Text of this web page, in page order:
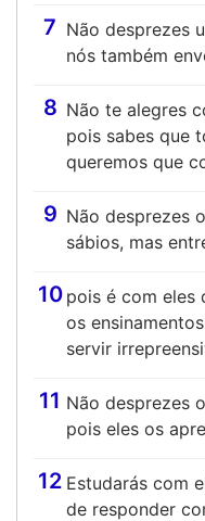
7 Não desprezes
nós também
8 Não te alegres
pois sabes que
queremos que
9 Não desprezes
sábios, mas
10 pois é com eles
os
servir
11 Não desprezes
pois eles os
12 Estudarás com
de responder